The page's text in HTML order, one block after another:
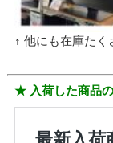
↑ 他にも在庫た
★ 入荷した商品